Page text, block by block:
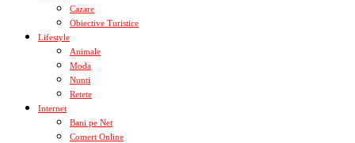
Cazare
Obiective Turistice
Lifestyle
Animale
Moda
Nunti
Retete
Internet
Bani pe Net
Comert Online